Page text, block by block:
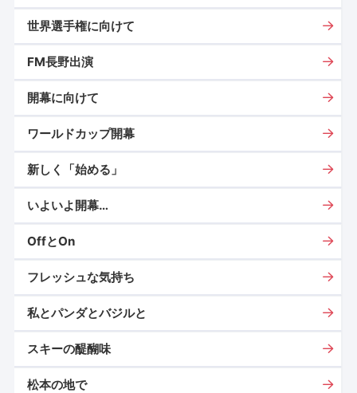
世界選手権に向けて
FM長野出演
開幕に向けて
ワールドカップ開幕
新しく「始める」
いよいよ開幕…
OffとOn
フレッシュな気持ち
私とパンダとバジルと
スキーの醍醐味
松本の地で